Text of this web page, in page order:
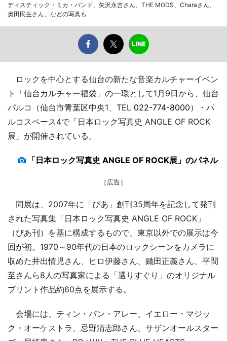
ディスティック・ミカ・バンド、矢沢永吉さん、THE MODS、Charaさん、
奥田民生さん、などの写真も
ロックを中心とする仙台の新たな音楽カルチャーイベン
ト「仙台カルチャー福袋」の一環として1月9日から、仙台
パルコ（仙台市青葉区中央1、TEL 022-774-8000）・パ
ルコスペース4で「日本ロック写真史 ANGLE OF ROCK
展」が開催されている。
「日本ロック写真史 ANGLE OF ROCK展」のパネル
［広告］
同展は、2007年に「ぴあ」創刊35周年を記念して発刊
された写真集「日本ロック写真史 ANGLE OF ROCK」
（ぴあ刊）を基に構成するもので、東京以外での展示は今
回が初。1970～90年代の日本のロックシーンをカメラに
収めた井出情児さん、ヒロ伊藤さん、鋤田正義さん、平間
至さんら8人の写真家による「選りすぐり」のオリジナル
プリント作品約60点を展示する。
会場には、ティン・パン・アレー、イエロー・マジッ
ク・オーケストラ、忌野清志郎さん、サザンオールスター